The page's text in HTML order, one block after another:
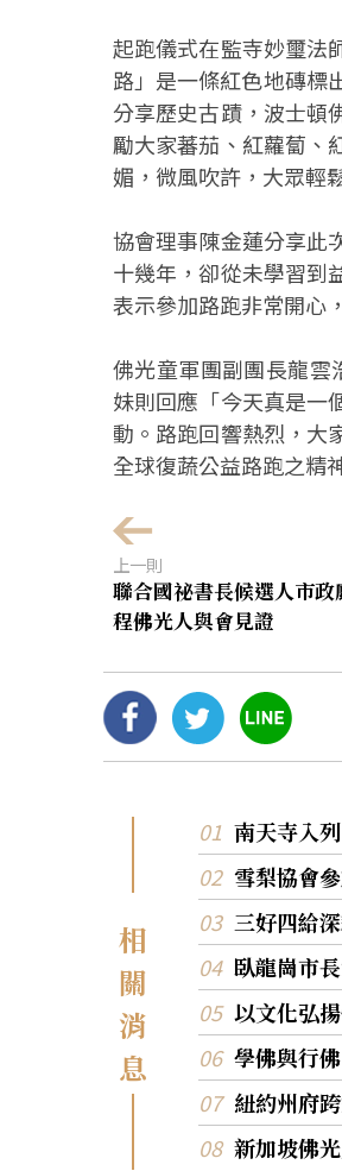
起跑儀式在監寺妙璽法
路」是一條紅色地磚標
分享歷史古蹟，波士頓
勵大家蕃茄、紅蘿蔔、
媚，微風吹許，大眾輕
協會理事陳金蓮分享此
十幾年，卻從未學習到
表示參加路跑非常開心
佛光童軍團副團長龍雲
妹則回應「今天真是一
動。路跑回響熱烈，大
全球復蔬公益路跑之精
上一則
聯合國祕書長候選人市
程佛光人與會見證
相
關
消
息
南天寺入
雪梨協會
三好四給
臥龍崗市
以文化弘
學佛與行
紐約州府
新加坡佛